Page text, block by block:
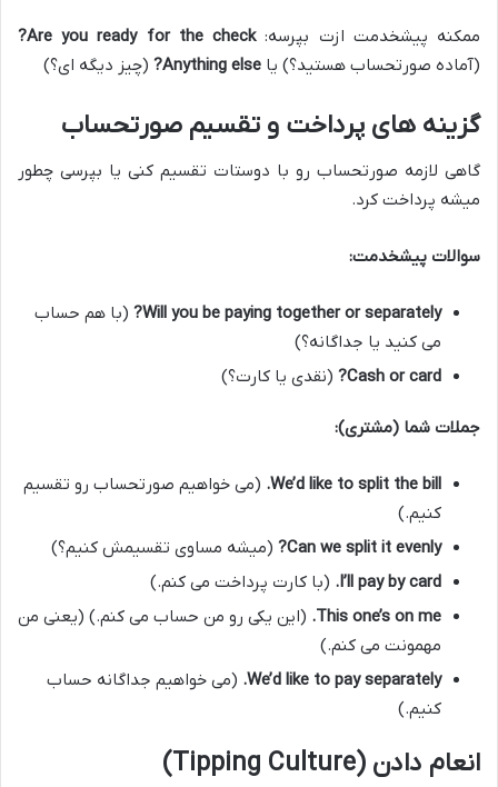
ممکنه پیشخدمت ازت بپرسه:Are you ready for the check?
(آماده صورتحساب هستید؟) یا Anything else? (چیز دیگه ای؟)
گزینه های پرداخت و تقسیم صورتحساب
گاهی لازمه صورتحساب رو با دوستات تقسیم کنی یا بپرسی چطور
میشه پرداخت کرد.
سوالات پیشخدمت:
Will you be paying together or separately?
(با هم حساب
می کنید یا جداگانه؟)
Cash or card?
(نقدی یا کارت؟)
جملات شما (مشتری):
We’d like to split the bill. (می خواهیم صورتحساب رو تقسیم
کنیم.)
Can we split it evenly?
(میشه مساوی تقسیمش کنیم؟)
I’ll pay by card. (با کارت پرداخت می کنم.)
This one’s on me. (این یکی رو من حساب می کنم.) (یعنی من
مهمونت می کنم.)
We’d like to pay separately. (می خواهیم جداگانه حساب
کنیم.)
انعام دادن (Tipping Culture)